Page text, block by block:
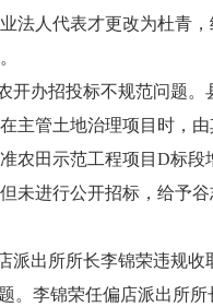
法人代表才更改为杜青
开办招投标不规范问题。
主管土地治理项目时，
农田示范工程项目D标段
未进行公开招标，给予谷
派出所所长李锦荣违规收
。李锦荣任偏店派出所所